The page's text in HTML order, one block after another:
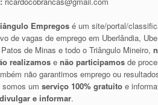
Empregos é um site/portal/
de vagas de emprego em Uberlândia,
de Minas e todo o Triângulo Mineiro,
realizamos e não participamos de
não garantimos emprego ou
um serviço 100% gratuito e
divulgar e informar.